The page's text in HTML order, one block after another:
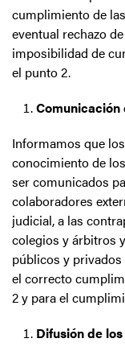
cumplimiento de
eventual rechazo
imposibilidad de
el punto 2.
Comunicación
Informamos que
conocimiento de
ser comunicados
colaboradores
judicial, a las
colegios y árbitros
públicos y
el correcto
2 y para el
Difusión de